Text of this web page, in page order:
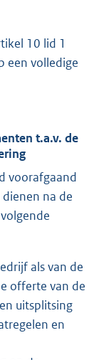
10 lid 1
een volledige
t.a.v. de
voorafgaand
na de
als van de
offerte van de
uitsplitsing
en